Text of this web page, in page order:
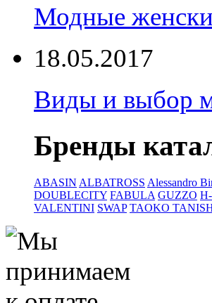
Модные
18.05.2017
Виды и выбор
Бренды
ABASIN ALBATROSS Alessandro
DOUBLECITY FABULA GUZZO
VALENTINI SWAP TAOKO